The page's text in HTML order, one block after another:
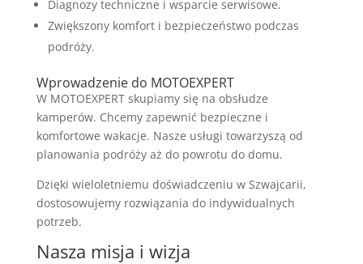
Diagnozy techniczne i wsparcie serwisowe.
Zwiększony komfort i bezpieczeństwo podczas
podróży.
Wprowadzenie do MOTOEXPERT
W MOTOEXPERT skupiamy się na obsłudze
kamperów. Chcemy zapewnić bezpieczne i
komfortowe wakacje. Nasze usługi towarzyszą od
planowania podróży aż do powrotu do domu.
Dzięki wieloletniemu doświadczeniu w Szwajcarii,
dostosowujemy rozwiązania do indywidualnych
potrzeb.
Nasza misja i wizja